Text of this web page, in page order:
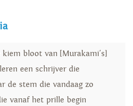
kiem bloot van [Murakami's]
een schrijver die
de stem die vandaag zo
vanaf het prille begin